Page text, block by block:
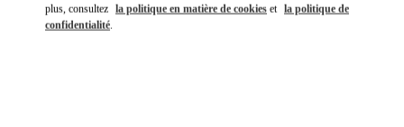
plus, consultez la politique en matière de cookies et la politique de
confidentialité.